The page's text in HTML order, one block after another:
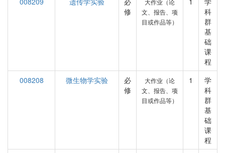
修
大作业（论
文、报告、项
目或作品等）
科
群
基
础
课
程
008208
微生物学实验
必
修
大作业（论
文、报告、项
目或作品等）
1
学
科
群
基
础
课
程